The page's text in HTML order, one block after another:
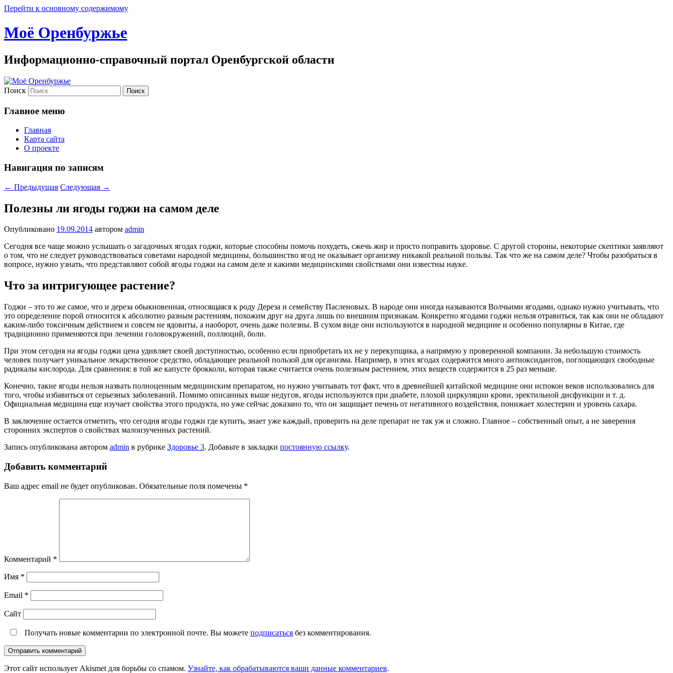
Перейти к основному содержимому
Моё Оренбуржье
Информационно-справочный портал Оренбургской области
Поиск
Главное меню
Главная
Карта сайта
О проекте
Навигация по записям
← Предыдущая Следующая →
Полезны ли ягоды годжи на самом деле
Опубликовано 19.09.2014 автором admin
Сегодня все чаще можно услышать о загадочных ягодах годжи, которые способны помочь похудеть, сжечь жир и просто поправить здоровье. С другой стороны, некоторые скептики заявляют
о том, что не следует руководствоваться советами народной медицины, большинство ягод не оказывает организму никакой реальной пользы. Так что же на самом деле? Чтобы разобраться в
вопросе, нужно узнать, что представляют собой ягоды годжи на самом деле и какими медицинскими свойствами они известны науке.
Что за интригующее растение?
Годжи – это то же самое, что и дереза обыкновенная, относящаяся к роду Дереза и семейству Пасленовых. В народе они иногда называются Волчьими ягодами, однако нужно учитывать, что
это определение порой относится к абсолютно разным растениям, похожим друг на друга лишь по внешним признакам. Конкретно ягодами годжи нельзя отравиться, так как они не обладают
каким-либо токсичным действием и совсем не ядовиты, а наоборот, очень даже полезны. В сухом виде они используются в народной медицине и особенно популярны в Китае, где
традиционно применяются при лечении головокружений, поллюций, боли.
При этом сегодня на ягоды годжи цена удивляет своей доступностью, особенно если приобретать их не у перекупщика, а напрямую у проверенной компании. За небольшую стоимость
человек получает уникальное лекарственное средство, обладающее реальной пользой для организма. Например, в этих ягодах содержится много антиоксидантов, поглощающих свободные
радикалы кислорода. Для сравнения: в той же капусте брокколи, которая также считается очень полезным растением, этих веществ содержится в 25 раз меньше.
Конечно, такие ягоды нельзя назвать полноценным медицинским препаратом, но нужно учитывать тот факт, что в древнейшей китайской медицине они испокон веков использовались для
того, чтобы избавиться от серьезных заболеваний. Помимо описанных выше недугов, ягоды используются при диабете, плохой циркуляции крови, эректильной дисфункции и т. д.
Официальная медицина еще изучает свойства этого продукта, но уже сейчас доказано то, что он защищает печень от негативного воздействия, понижает холестерин и уровень сахара.
В заключение остается отметить, что сегодня ягоды годжи где купить, знает уже каждый, проверить на деле препарат не так уж и сложно. Главное – собственный опыт, а не заверения
сторонних экспертов о свойствах малоизученных растений.
Запись опубликована автором admin в рубрике Здоровье 3. Добавьте в закладки постоянную ссылку.
Добавить комментарий
Ваш адрес email не будет опубликован. Обязательные поля помечены *
Комментарий *
Имя *
Email *
Сайт
Получать новые комментарии по электронной почте. Вы можете подписаться без комментирования.
Этот сайт использует Akismet для борьбы со спамом. Узнайте, как обрабатываются ваши данные комментариев.